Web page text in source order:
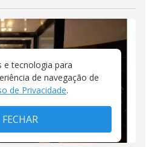
e tecnologia para
de navegação de
de Privacidade.
FECHAR